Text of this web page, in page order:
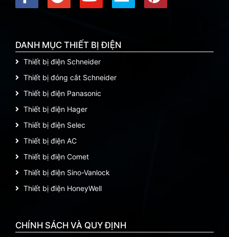
DANH MỤC THIẾT BỊ ĐIỆN
Thiết bị điện Schneider
Thiết bị đóng cắt Schneider
Thiết bị điện Panasonic
Thiết bị điện Hager
Thiết bị điện Selec
Thiết bị điện AC
Thiết bị điện Comet
Thiết bị điện Sino-Vanlock
Thiết bị điện HoneyWell
CHÍNH SÁCH VÀ QUY ĐỊNH